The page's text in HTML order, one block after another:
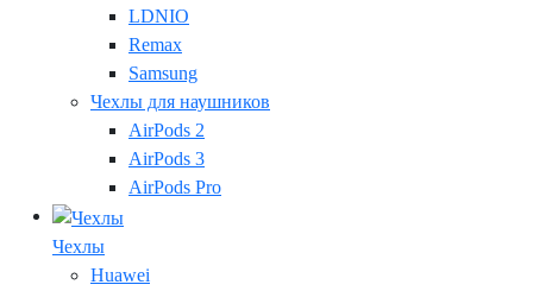
LDNIO
Remax
Samsung
Чехлы для наушников
AirPods 2
AirPods 3
AirPods Pro
Чехлы
Huawei